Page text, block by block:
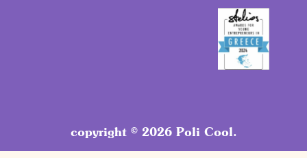
copyright © 2026 Poli Cool.